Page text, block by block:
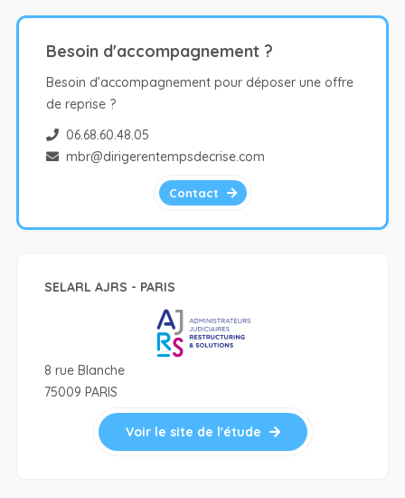
Besoin d'accompagnement ?
Besoin d’accompagnement pour déposer une offre
de reprise ?
06.68.60.48.05
mbr@dirigerentempsdecrise.com
Contact
SELARL AJRS - PARIS
8 rue Blanche
75009 PARIS
Voir le site de l'étude